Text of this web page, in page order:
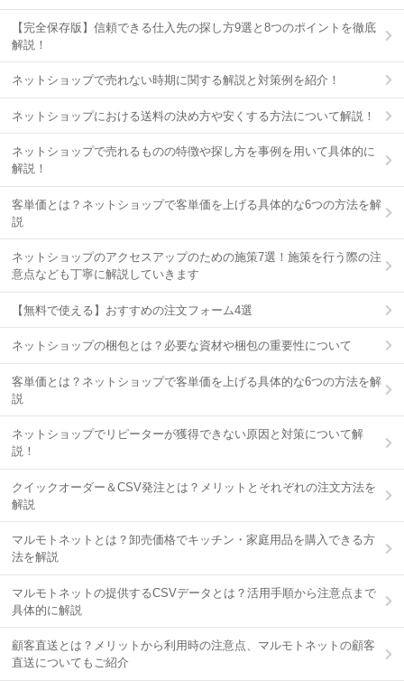
【完全保存版】信頼できる仕入先の探し方9選と8つのポイントを徹底
解説！
ネットショップで売れない時期に関する解説と対策例を紹介！
ネットショップにおける送料の決め方や安くする方法について解説！
ネットショップで売れるものの特徴や探し方を事例を用いて具体的に
解説！
客単価とは？ネットショップで客単価を上げる具体的な6つの方法を解
説
ネットショップのアクセスアップのための施策7選！施策を行う際の注
意点なども丁寧に解説していきます
【無料で使える】おすすめの注文フォーム4選
ネットショップの梱包とは？必要な資材や梱包の重要性について
客単価とは？ネットショップで客単価を上げる具体的な6つの方法を解
説
ネットショップでリピーターが獲得できない原因と対策について解
説！
クイックオーダー＆CSV発注とは？メリットとそれぞれの注文方法を
解説
マルモトネットとは？卸売価格でキッチン・家庭用品を購入できる方
法を解説
マルモトネットの提供するCSVデータとは？活用手順から注意点まで
具体的に解説
顧客直送とは？メリットから利用時の注意点、マルモトネットの顧客
直送についてもご紹介